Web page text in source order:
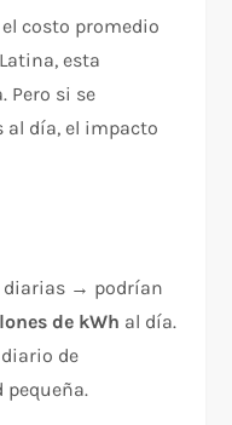
costo promedio
esta
Pero si se
día, el impacto
diarias → podrían
de kWh al día.
de
pequeña.